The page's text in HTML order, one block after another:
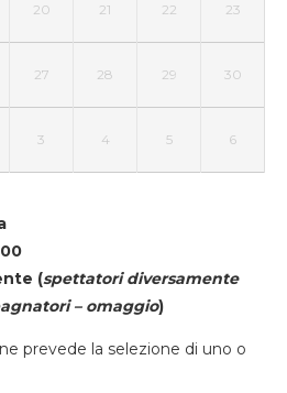
20 21 22 23
27 28 29 30
3 4 5 6
(spettatori diversamente
– omaggio)
prevede la selezione di uno o